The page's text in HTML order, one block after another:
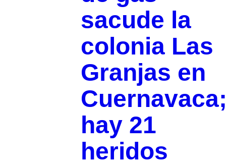
sacude la
colonia Las
Granjas en
hay 21
heridos